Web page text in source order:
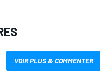
VOIR PLUS & COMMENTER